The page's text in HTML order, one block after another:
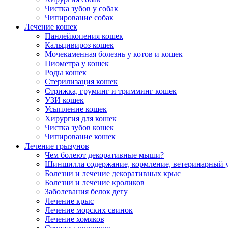
Чистка зубов у собак
Чипирование собак
Лечение кошек
Панлейкопения кошек
Кальцивироз кошек
Мочекаменная болезнь у котов и кошек
Пиометра у кошек
Роды кошек
Стерилизация кошек
Стрижка, груминг и тримминг кошек
УЗИ кошек
Усыпление кошек
Хирургия для кошек
Чистка зубов кошек
Чипирование кошек
Лечение грызунов
Чем болеют декоративные мыши?
Шиншилла содержание, кормление, ветеринарный
Болезни и лечение декоративных крыс
Болезни и лечение кроликов
Заболевания белок дегу
Лечение крыс
Лечение морских свинок
Лечение хомяков